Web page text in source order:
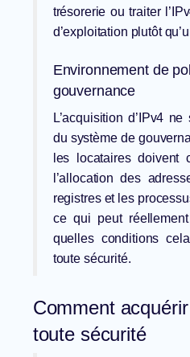
trésorerie ou traiter
d’exploitation plutôt
Environnement de
gouvernance
L’acquisition d’IPv4
du système de
les locataires doivent
l’allocation des
registres et les
ce qui peut
quelles conditions
toute sécurité.
Comment
toute sécurité